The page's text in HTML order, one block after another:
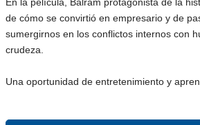
de cómo se convirtió en empresario y de
sumergirnos en los conflictos internos con
crudeza.
Una oportunidad de entretenimiento y